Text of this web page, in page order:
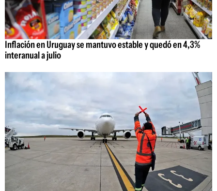
Inflación en Uruguay se mantuvo estable y quedó en 4,3%
interanual a julio